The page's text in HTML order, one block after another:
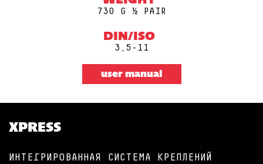
730 G ½ PAIR
DIN/ISO
3,5-11
user manual
XPRESS
ИНТЕГРИРОВАННАЯ СИСТЕМА КРЕПЛЕНИЙ